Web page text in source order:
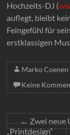
Hochzeits-DJ (
auflegt, bleibt
Feingefühl für
erstklassigen
Marko Coenen
Keine
←Zwei neue
„Printdesign“